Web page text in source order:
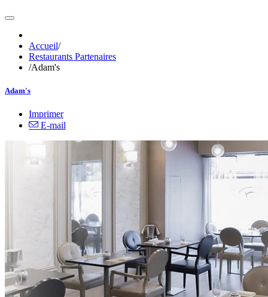
Accueil/
Restaurants Partenaires
/Adam's
Adam's
Imprimer
E-mail